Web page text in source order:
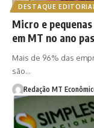
DESTAQUE
Micro e
em MT no ano
Mais de 96% das
são…
Redação MT